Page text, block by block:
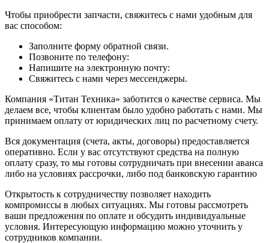
Чтобы приобрести запчасти, свяжитесь с нами удобным для
вас способом:
Заполните форму обратной связи.
Позвоните по телефону:
Напишите на электронную почту:
Свяжитесь с нами через мессенджеры.
Компания «Титан Техника» заботится о качестве сервиса. Мы
делаем все, чтобы клиентам было удобно работать с нами. Мы
принимаем оплату от юридических лиц по расчетному счету.
Вся документация (счета, акты, договоры) предоставляется
оперативно. Если у вас отсутствуют средства на полную
оплату сразу, то мы готовы сотрудничать при внесении аванса
либо на условиях рассрочки, либо под банковскую гарантию
Открытость к сотрудничеству позволяет находить
компромиссы в любых ситуациях. Мы готовы рассмотреть
ваши предложения по оплате и обсудить индивидуальные
условия. Интересующую информацию можно уточнить у
сотрудников компании.